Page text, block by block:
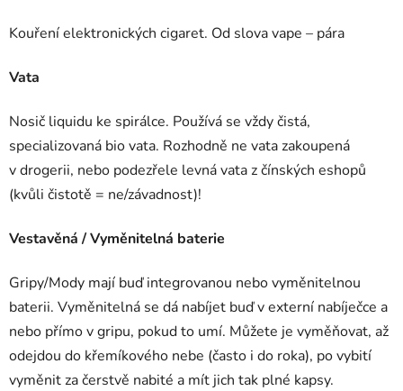
Kouření elektronických cigaret. Od slova vape – pára
Vata
Nosič liquidu ke spirálce. Používá se vždy čistá,
specializovaná bio vata. Rozhodně ne vata zakoupená
v drogerii, nebo podezřele levná vata z čínských eshopů
(kvůli čistotě = ne/závadnost)!
Vestavěná / Vyměnitelná baterie
Gripy/Mody mají buď integrovanou nebo vyměnitelnou
baterii. Vyměnitelná se dá nabíjet buď v externí nabíječce a
nebo přímo v gripu, pokud to umí. Můžete je vyměňovat, až
odejdou do křemíkového nebe (často i do roka), po vybití
vyměnit za čerstvě nabité a mít jich tak plné kapsy.